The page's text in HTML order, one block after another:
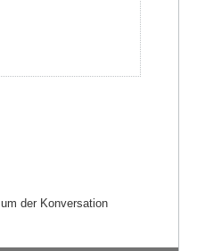
um der Konversation